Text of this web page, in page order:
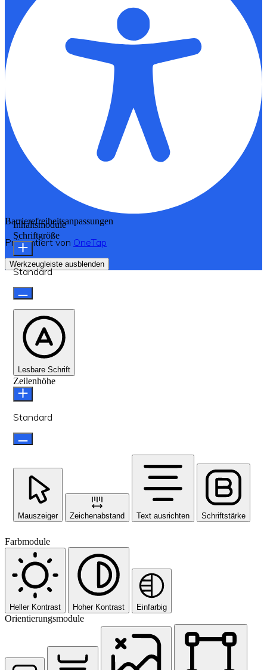
Barrierefreiheitsanpassungen
Präsentiert von OneTap
Werkzeugleiste ausblenden
Inhaltsmodule
Schriftgröße
Standard
Lesbare Schrift
Zeilenhöhe
Standard
Mauszeiger Zeichenabstand Text ausrichten Schriftstärke
Farbmodule
Heller Kontrast Hoher Kontrast Einfarbig
Orientierungsmodule